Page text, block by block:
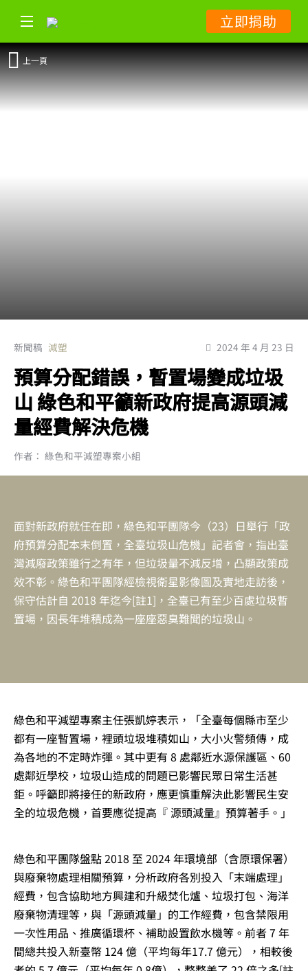
立即捐助
上一頁
新聞稿 減塑 2024 年 4 月 23 日
預算分配錯誤，暫置場變成垃圾
山 綠色和平籲新政府提高源頭減
量經費解決危機
作者： 綠色和平減塑專案小組
面對新政府就任在即，綠色和平團隊今（23）日舉行「政
府預算分配本末倒置，全臺垃圾山危機」記者會，指出臺
灣減廢政策雖行之有年，但垃圾量不減反增，凸顯政策成
效不彰。綠色和平團隊經檢視衛星影像圖及實地走訪後，
保守估計自 2018 年迄今[註1]，全臺已有至少百處垃圾暫
置場，因長年堆積成為一座座惡臭難聞的垃圾山。
綠色和平減塑專案主任張凱婷表示，「全臺每個縣市至少
都有一座暫置場，裡頭垃圾堆積如山，大小火警頻傳，成
為各地的不定時炸彈。其中更有 8 處鄰近水源保護區、60
處鄰近學校，垃圾山造成的問題已影響民眾日常生活甚
鉅。呼籲即將接任的新政府，應更慎重解決此影響民生安
全的垃圾危機，首要應從提高『 源頭減量』預算著手。」
綠色和平團隊盤點 2018 至 2024 年環境部（含原環保署）
與廢棄物處理相關預算，分析政府各別投入「末端處理」
經費，包含協助地方興建和升級焚化爐、垃圾打包、海洋
廢棄物清理等，與「源頭減量」的工作經費，包含禁限用
一次性用品、推廣循環杯、補助設置飲水機等。前者 7 年
間總共投入新臺幣 124 億（平均每年17.7 億元），相較後